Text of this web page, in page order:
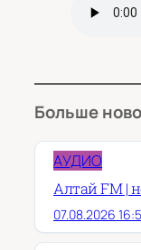
Больше
АУДИО
Алтай FM |
07.08.2026